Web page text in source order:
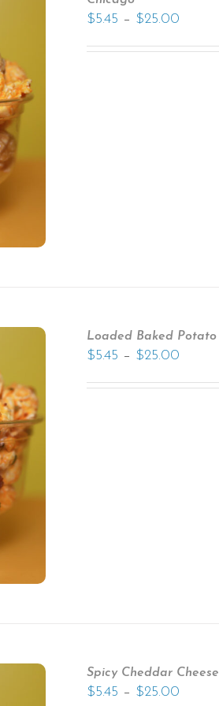
$5.45 – $25.00
Loaded Baked Potato
$5.45 – $25.00
Spicy Cheddar Cheese
$5.45 – $25.00